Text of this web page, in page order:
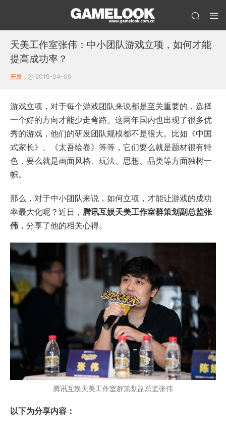
天美工作室张伟：中小团队游戏立项，如何才能
提高成功率？
开发 2019-04-09
游戏立项，对于每个游戏团队来说都是至关重要的，选择
一个好的方向才能少走弯路。这两年国内也出现了很多优
秀的游戏，他们的研发团队规模都不是很大。比如《中国
式家长》、《太吾绘卷》等等，它们要么就是题材很有特
色，要么就是画面风格、玩法、思想、品类等方面独树一
帜。
那么，对于中小团队来说，如何立项，才能让游戏的成功
率最大化呢？近日， 腾讯互娱天美工作室群策划副总监张
伟 ，分享了他的相关心得。
腾讯互娱天美工作室群策划副总监张伟
以下为分享内容：